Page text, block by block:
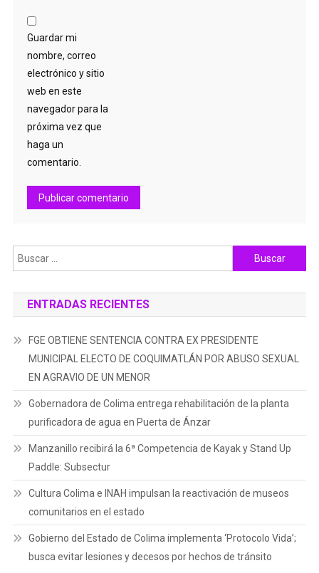
Guardar mi
nombre, correo
electrónico y sitio
web en este
navegador para la
próxima vez que
haga un
comentario.
Buscar:
ENTRADAS RECIENTES
FGE OBTIENE SENTENCIA CONTRA EX PRESIDENTE
MUNICIPAL ELECTO DE COQUIMATLÁN POR ABUSO SEXUAL
EN AGRAVIO DE UN MENOR
Gobernadora de Colima entrega rehabilitación de la planta
purificadora de agua en Puerta de Ánzar
Manzanillo recibirá la 6ª Competencia de Kayak y Stand Up
Paddle: Subsectur
Cultura Colima e INAH impulsan la reactivación de museos
comunitarios en el estado
Gobierno del Estado de Colima implementa ‘Protocolo Vida’;
busca evitar lesiones y decesos por hechos de tránsito